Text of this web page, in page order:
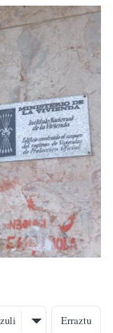
Erraztu